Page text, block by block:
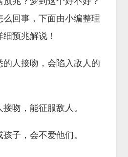
回事，下面由小编整理
预兆解说！
人接吻，会陷入敌人的
吻，能征服敌人。
子，会不爱他们。